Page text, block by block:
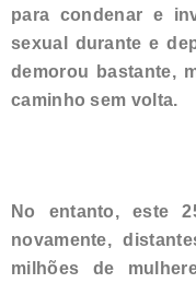
para condenar e
sexual durante e
demorou bastante,
caminho sem volta.
No entanto, este
novamente,
milhões de